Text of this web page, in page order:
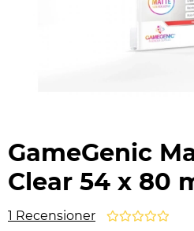
GameGenic
Clear 54 x 80
1 Recensioner